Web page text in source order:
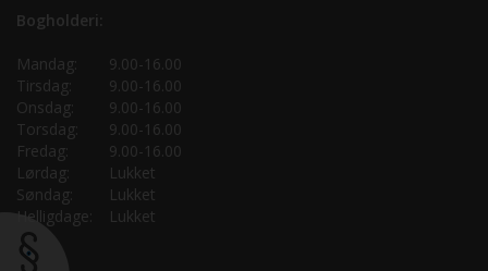
Bogholderi:
Mandag:
9.00-16.00
Tirsdag:
9.00-16.00
Onsdag:
9.00-16.00
Torsdag:
9.00-16.00
Fredag:
9.00-16.00
Lørdag:
Lukket
Søndag:
Lukket
Helligdage:
Lukket